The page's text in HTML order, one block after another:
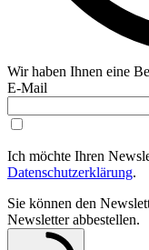
Wir haben Ihnen eine
E-Mail
Ich möchte Ihren
Datenschutzerklärung.
Sie können den
Newsletter abbestellen.